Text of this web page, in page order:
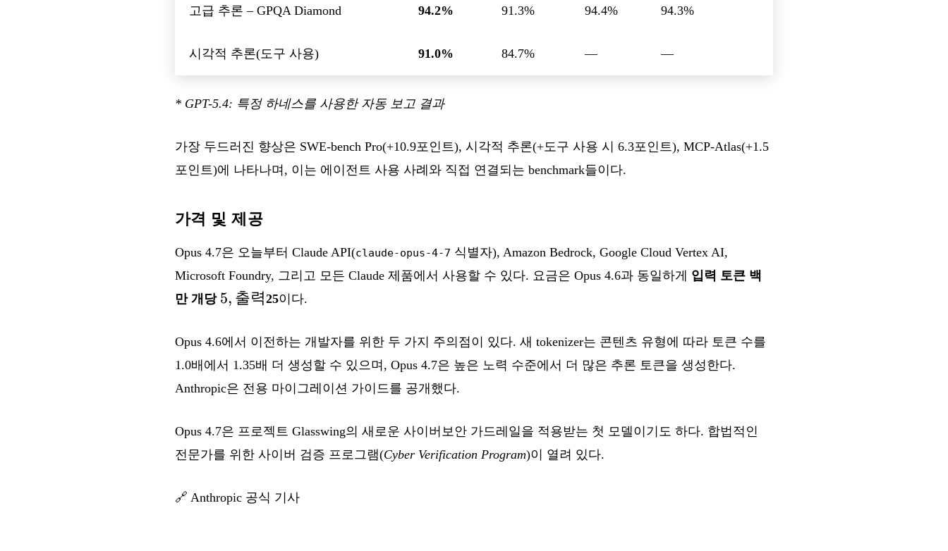
고급 추론 – GPQA Diamond 94.2% 91.3% 94.4% 94.3%
시각적 추론(도구 사용) 91.0% 84.7% — —
* GPT-5.4: 특정 하네스를 사용한 자동 보고 결과
가장 두드러진 향상은 SWE-bench Pro(+10.9포인트), 시각적 추론(+도구 사용 시 6.3포인트), MCP-Atlas(+1.5
포인트)에 나타나며, 이는 에이전트 사용 사례와 직접 연결되는 benchmark들이다.
가격 및 제공
Opus 4.7은 오늘부터 Claude API(claude-opus-4-7 식별자), Amazon Bedrock, Google Cloud Vertex AI,
Microsoft Foundry, 그리고 모든 Claude 제품에서 사용할 수 있다. 요금은 Opus 4.6과 동일하게 입력 토큰 백
만 개당 5,
력
5, 출력25이다.
Opus 4.6에서 이전하는 개발자를 위한 두 가지 주의점이 있다. 새 tokenizer는 콘텐츠 유형에 따라 토큰 수를
1.0배에서 1.35배 더 생성할 수 있으며, Opus 4.7은 높은 노력 수준에서 더 많은 추론 토큰을 생성한다.
Anthropic은 전용 마이그레이션 가이드를 공개했다.
Opus 4.7은 프로젝트 Glasswing의 새로운 사이버보안 가드레일을 적용받는 첫 모델이기도 하다. 합법적인
전문가를 위한 사이버 검증 프로그램(Cyber Verification Program)이 열려 있다.
🔗 Anthropic 공식 기사